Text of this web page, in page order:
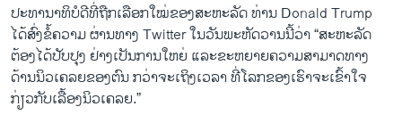
ລາຍການກະຈາຍສຽງ
ລາຍງານ
ຕິດຕາມພວກເຮົາ ທີ່
ປະທານາທິບໍດີທີ່​ຖືກ​ເລືອກ​ໃໝ່​ຂອງ​ສະຫະລັດ ທ່ານ Donald Trump ​
ໄດ້ສົ່ງຂໍ້ຄວາມ ​ຜ່ານ​ທາງ Twitter ​ໃນ​ວັນ​ພະຫັດ​ວານ​ນີ້ວ່າ “ສະຫະລັດ​
ຕ້ອງ​ໄດ້​ປັບປຸງ ​ຢ່າງ​ເປັນ​ການ​ໃຫຍ່​ ແລະ​ຂະຫຍາຍ​ຄວາມ​ສາມາດ​ທາງ​
ດ້ານ​ນິວ​ເຄລຍຂອງ​ຕົນ ກວ່າ​ຈະ​ເຖິງ​ເວລາ​ ທີ່​ໂລກ​ຂອງ​ເຮົາ​ຈະເຂົ້າ​ໃຈ ​
ກ່ຽວ​ກັບ​ເລື້ອງນິວ​ເຄລຍ.”